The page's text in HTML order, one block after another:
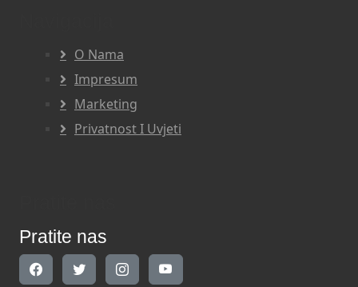
O Nama
Impresum
Marketing
Privatnost I Uvjeti
Pratite nas